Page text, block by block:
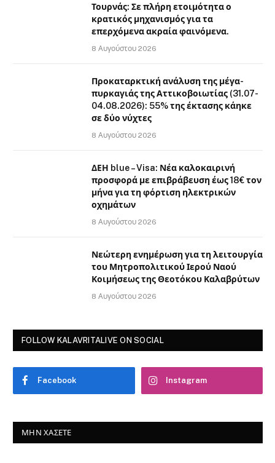
Τουρνάς: Σε πλήρη ετοιμότητα ο
κρατικός μηχανισμός για τα
επερχόμενα ακραία φαινόμενα.
8 Αυγούστου 2026
Προκαταρκτική ανάλυση της μέγα-
πυρκαγιάς της Αττικοβοιωτίας (31.07-
04.08.2026): 55% της έκτασης κάηκε
σε δύο νύχτες
8 Αυγούστου 2026
ΔΕΗ blue – Visa: Νέα καλοκαιρινή
προσφορά με επιβράβευση έως 18€ τον
μήνα για τη φόρτιση ηλεκτρικών
οχημάτων
8 Αυγούστου 2026
Νεώτερη ενημέρωση για τη λειτουργία
του Μητροπολιτικού Ιερού Ναού
Κοιμήσεως της Θεοτόκου Καλαβρύτων
8 Αυγούστου 2026
FOLLOW KALAVRITALIVE ON SOCIAL
Facebook Instagram
ΜΗΝ ΧΆΣΕΤΕ